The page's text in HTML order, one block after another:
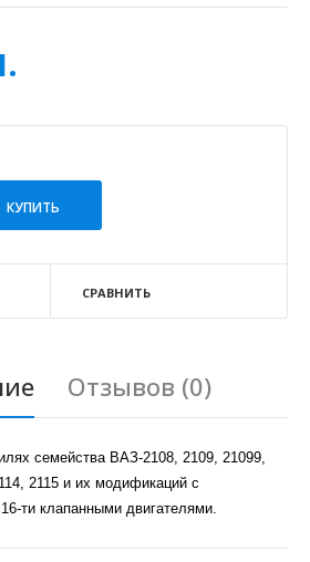
СРАВНИТЬ
Отзывов (0)
семейства ВАЗ-2108, 2109, 21099,
2115 и их модификаций с
ти клапанными двигателями.